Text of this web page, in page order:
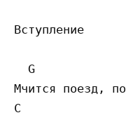
Вступление
  G
Мчится поезд,
C